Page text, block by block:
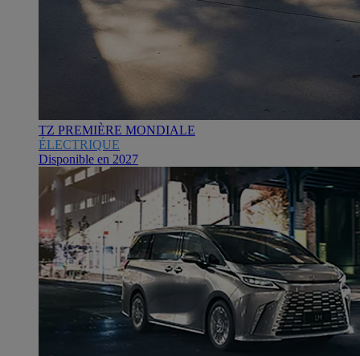
TZ PREMIÈRE MONDIALE
ÉLECTRIQUE
Disponible en 2027